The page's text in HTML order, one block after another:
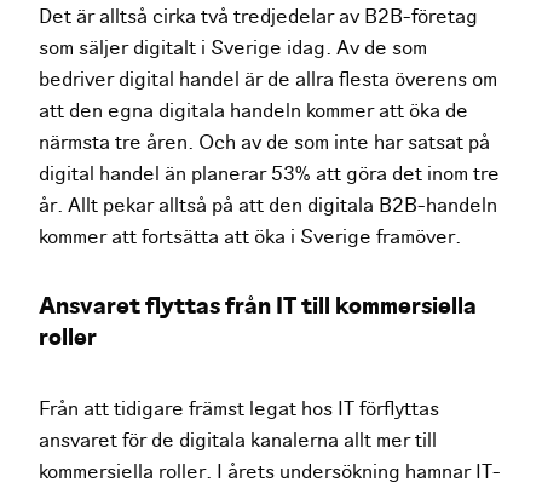
Det är alltså cirka två tredjedelar av B2B-företag
som säljer digitalt i Sverige idag. Av de som
bedriver digital handel är de allra flesta överens om
att den egna digitala handeln kommer att öka de
närmsta tre åren. Och av de som inte har satsat på
digital handel än planerar 53% att göra det inom tre
år. Allt pekar alltså på att den digitala B2B-handeln
kommer att fortsätta att öka i Sverige framöver.
Ansvaret flyttas från IT till kommersiella
roller
Från att tidigare främst legat hos IT förflyttas
ansvaret för de digitala kanalerna allt mer till
kommersiella roller. I årets undersökning hamnar IT-